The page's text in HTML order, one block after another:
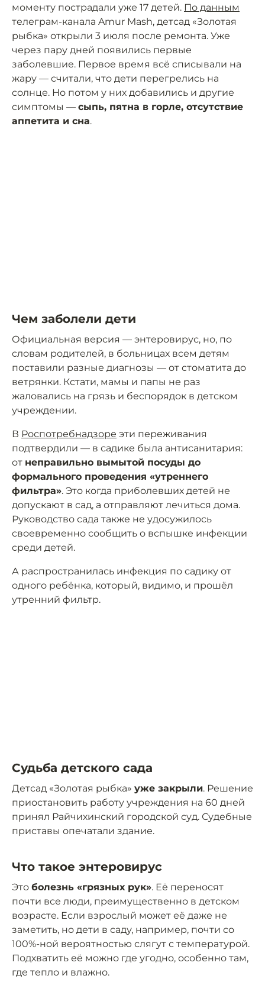
моменту пострадали уже 17 детей. По данным
телеграм-канала Amur Mash, детсад «Золотая
рыбка» открыли 3 июля после ремонта. Уже
через пару дней появились первые
заболевшие. Первое время всё списывали на
жару — считали, что дети перегрелись на
солнце. Но потом у них добавились и другие
симптомы — сыпь, пятна в горле, отсутствие
аппетита и сна.
Чем заболели дети
Официальная версия — энтеровирус, но, по
словам родителей, в больницах всем детям
поставили разные диагнозы — от стоматита до
ветрянки. Кстати, мамы и папы не раз
жаловались на грязь и беспорядок в детском
учреждении.
В Роспотребнадзоре эти переживания
подтвердили — в садике была антисанитария:
от неправильно вымытой посуды до
формального проведения «утреннего
фильтра». Это когда приболевших детей не
допускают в сад, а отправляют лечиться дома.
Руководство сада также не удосужилось
своевременно сообщить о вспышке инфекции
среди детей.
А распространилась инфекция по садику от
одного ребёнка, который, видимо, и прошёл
утренний фильтр.
Судьба детского сада
Детсад «Золотая рыбка» уже закрыли. Решение
приостановить работу учреждения на 60 дней
принял Райчихинский городской суд. Судебные
приставы опечатали здание.
Что такое энтеровирус
Это болезнь «грязных рук». Её переносят
почти все люди, преимущественно в детском
возрасте. Если взрослый может её даже не
заметить, но дети в саду, например, почти со
100%-ной вероятностью слягут с температурой.
Подхватить её можно где угодно, особенно там,
где тепло и влажно.